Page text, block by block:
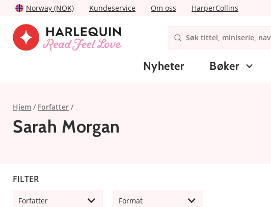
Norway (NOK) Kundeservice Om oss HarperCollins
Nyheter Bøker
Hjem Forfatter
Sarah Morgan
FILTER
Forfatter Format